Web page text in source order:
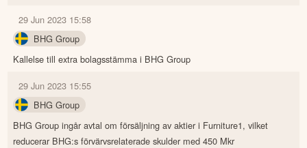
29 Jun 2023 15:58
BHG Group
Kallelse till extra bolagsstämma i BHG Group
29 Jun 2023 15:55
BHG Group
BHG Group ingår avtal om försäljning av aktier i Furniture1, vilket
reducerar BHG:s förvärvsrelaterade skulder med 450 Mkr